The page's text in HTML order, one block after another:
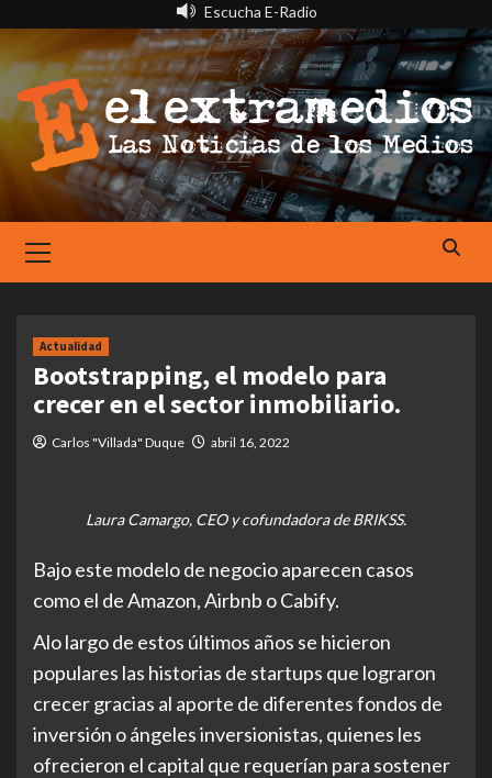
contenido
Escucha E-Radio
Menu
Actualidad
Bootstrapping, el modelo para
crecer en el sector inmobiliario.
Carlos "Villada" Duque abril 16, 2022
Laura Camargo, CEO y cofundadora de BRIKSS.
Bajo este modelo de negocio aparecen casos
como el de Amazon, Airbnb o Cabify.
Alo largo de estos últimos años se hicieron
populares las historias de startups que lograron
crecer gracias al aporte de diferentes fondos de
inversión o ángeles inversionistas, quienes les
ofrecieron el capital que requerían para sostener